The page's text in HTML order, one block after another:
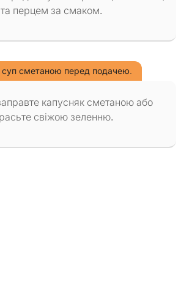
перцем за смаком.
суп сметаною перед подачею.
капусняк сметаною або
свіжою зеленню.